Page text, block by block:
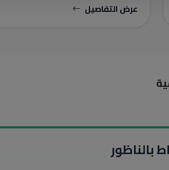
عرض التفاصيل
بالناظور